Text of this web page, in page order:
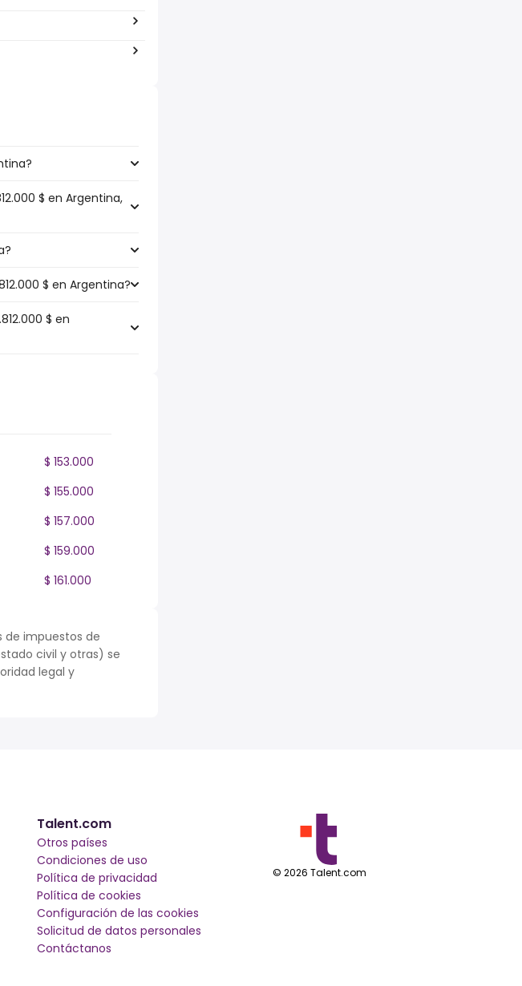
$ en Argentina,
$ en Argentina?
$ en
$ 153.000
$ 155.000
$ 157.000
$ 159.000
$ 161.000
de impuestos de
civil y otras) se
legal y
Talent.com
Otros países
Condiciones de uso
Política de privacidad
Política de cookies
Configuración de las cookies
Solicitud de datos personales
Contáctanos
© 2026 Talent.com